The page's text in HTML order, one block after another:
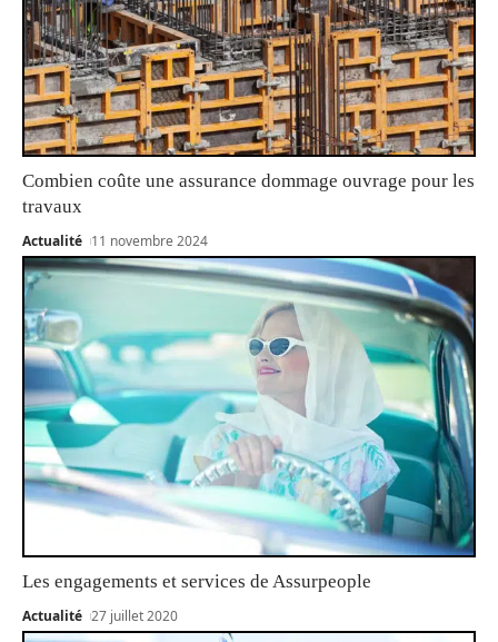
Combien coûte une assurance dommage ouvrage pour les
travaux
Actualité 11 novembre 2024
Les engagements et services de Assurpeople
Actualité 27 juillet 2020